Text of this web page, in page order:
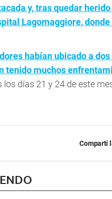
y, tras quedar
Lagomaggiore,
habían ubicado a
tenido muchos
días 21 y 24 de este
Compartí